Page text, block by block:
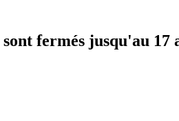
fermés jusqu'au 17